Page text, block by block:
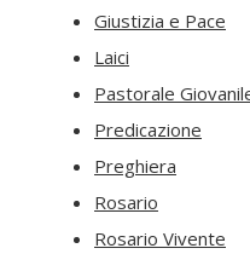
Giustizia e Pace
Laici
Pastorale
Predicazione
Preghiera
Rosario
Rosario Vivente